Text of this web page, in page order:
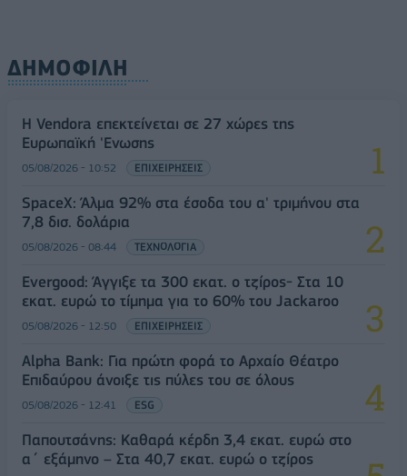
ΔΗΜΟΦΙΛΗ
Η Vendora επεκτείνεται σε 27 χώρες της
Ευρωπαϊκή 'Ενωσης
05/08/2026 - 10:52 ΕΠΙΧΕΙΡΗΣΕΙΣ
SpaceX: Άλμα 92% στα έσοδα του α' τριμήνου στα
7,8 δισ. δολάρια
05/08/2026 - 08:44 ΤΕΧΝΟΛΟΓΙΑ
Evergood: Άγγιξε τα 300 εκατ. ο τζίρος- Στα 10
εκατ. ευρώ το τίμημα για το 60% του Jackaroo
05/08/2026 - 12:50 ΕΠΙΧΕΙΡΗΣΕΙΣ
Alpha Bank: Για πρώτη φορά το Αρχαίο Θέατρο
Επιδαύρου άνοιξε τις πύλες του σε όλους
05/08/2026 - 12:41 ESG
Παπουτσάνης: Καθαρά κέρδη 3,4 εκατ. ευρώ στο
α΄ εξάμηνο – Στα 40,7 εκατ. ευρώ ο τζίρος